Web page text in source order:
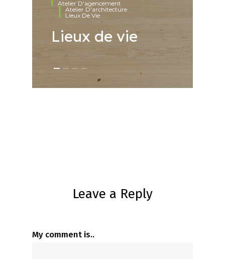
Atelier D'agencement
Atelier D'architecture
Lieux De Vie
Lieux de vie
Leave a Reply
My comment is..